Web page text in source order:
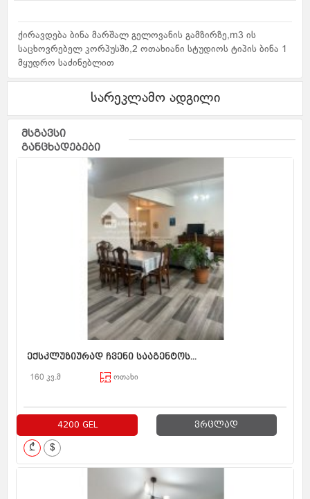
ქირავდება ბინა მარშალ გელოვანის გამზირზე,m3 ის
საცხოვრებელ კორპუსში,2 ოთახიანი სტუდიოს ტიპის ბინა 1
მყუდრო საძინებლით
სარეკლამო ადგილი
მსგავსი
განცხადებები
ექსკლუზიურად ჩვენი სააგენტოს...
160 კვ.მ ოთახი
4200 GEL ვრცლად
₾ $